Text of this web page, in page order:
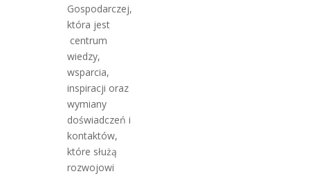
Gospodarczej,
która jest
centrum
wiedzy,
wsparcia,
inspiracji oraz
wymiany
doświadczeń i
kontaktów,
które służą
rozwojowi